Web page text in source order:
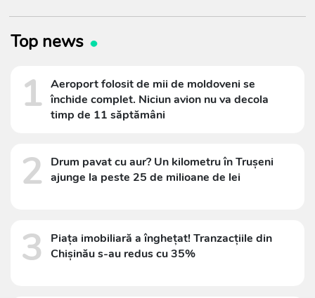
Top news
1 Aeroport folosit de mii de moldoveni se
închide complet. Niciun avion nu va decola
timp de 11 săptămâni
2
Drum pavat cu aur? Un kilometru în Trușeni
ajunge la peste 25 de milioane de lei
3
Piața imobiliară a înghețat! Tranzacțiile din
Chișinău s-au redus cu 35%